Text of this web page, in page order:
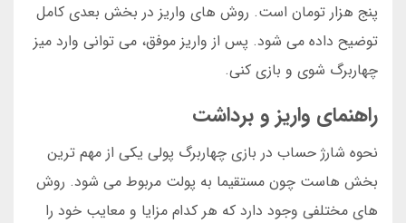
پنج هزار تومان است. روش های واریز در بخش بعدی کامل
توضیح داده می شود. پس از واریز موفق، می توانی وارد میز
چهاربرگ شوی و بازی کنی.
راهنمای واریز و برداشت
نحوه شارژ حساب در بازی چهاربرگ پولی یکی از مهم ترین
بخش هاست چون مستقیما به پولت مربوط می شود. روش
های مختلفی وجود دارد که هر کدام مزایا و معایب خود را